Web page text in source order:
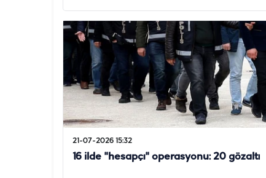
21-07-2026 15:32
16 ilde "hesapçı" operasyonu: 20 gözaltı